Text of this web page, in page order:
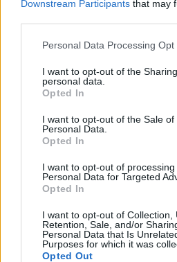
Downstream Participants that may
Please note that this website/app
not limited to your visit or usage
grant or deny consent to Google
use your data for below specified
consent section.
Personal Data Processing Opt
I want to opt-out of the
personal data.
Opted In
I want to opt-out of the Sale of
Personal Data.
Opted In
I want to opt-out of processing
Personal Data for Targeted
Opted In
I want to opt-out of Collection,
Retention, Sale, and/or
Personal Data that Is
Purposes for which it was
Opted Out
HÍREK 39 perce
Itt az új megállapodás,
teljes Hormuzi-szoros
HÍREK egy órája